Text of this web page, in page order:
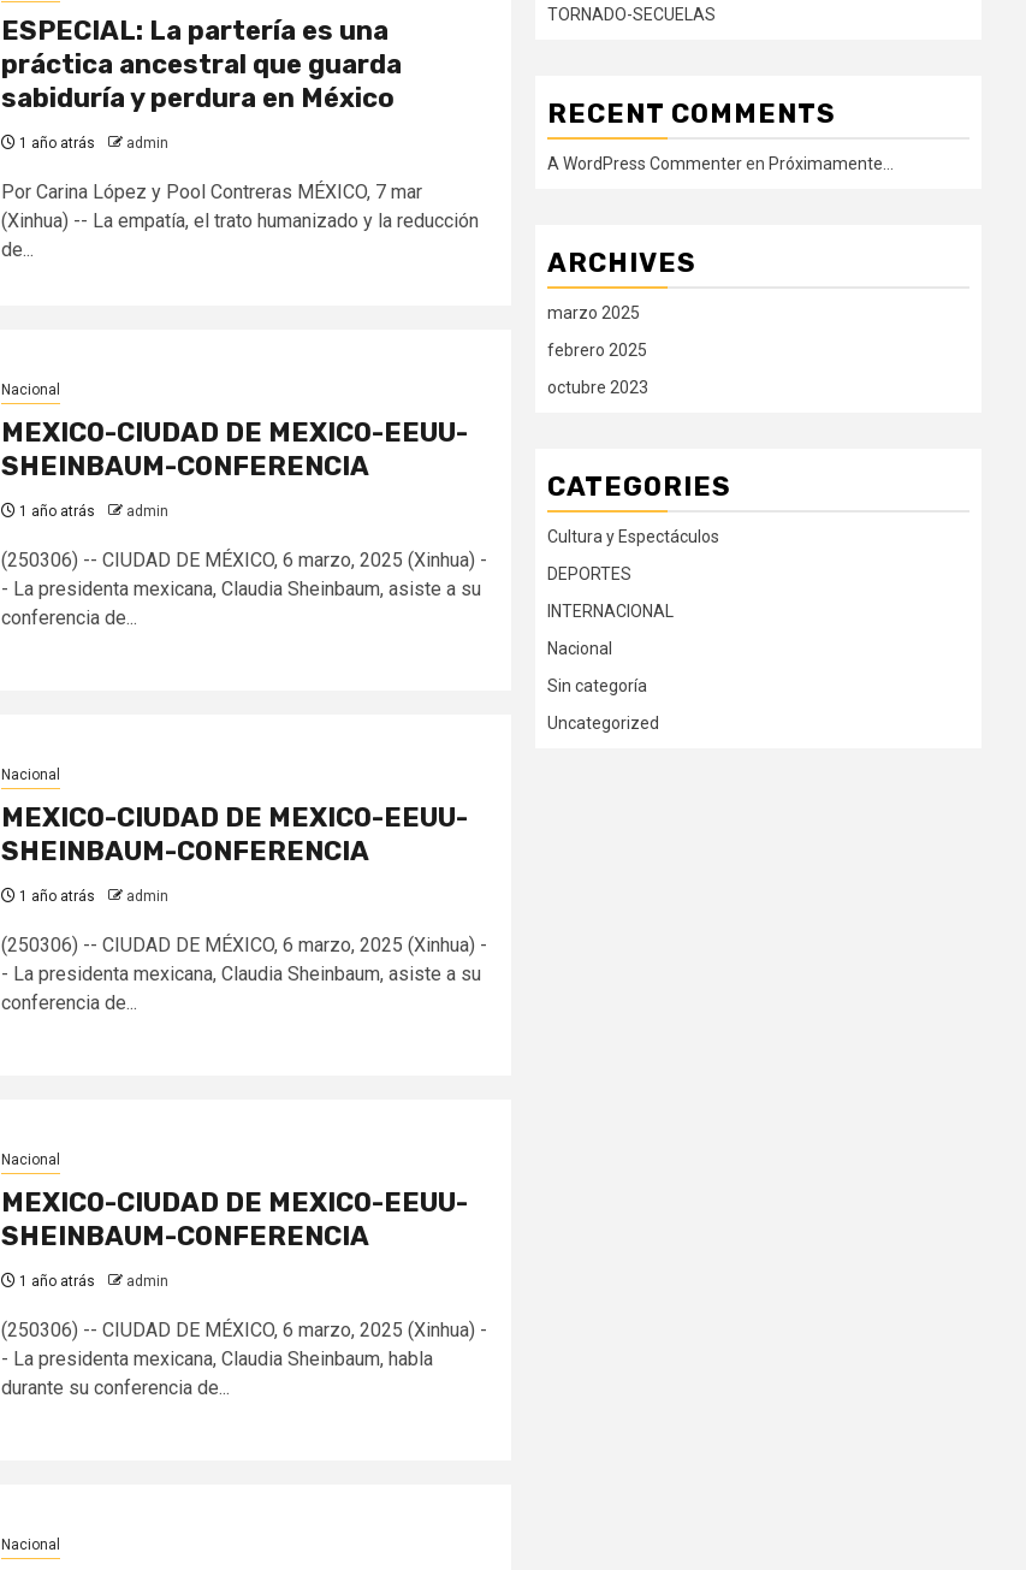
ESPECIAL: La partería es una
práctica ancestral que guarda
sabiduría y perdura en México
1 año atrás admin
Por Carina López y Pool Contreras MÉXICO, 7 mar
(Xinhua) -- La empatía, el trato humanizado y la reducción
de...
Nacional
MEXICO-CIUDAD DE MEXICO-EEUU-
SHEINBAUM-CONFERENCIA
1 año atrás admin
(250306) -- CIUDAD DE MÉXICO, 6 marzo, 2025 (Xinhua) -
- La presidenta mexicana, Claudia Sheinbaum, asiste a su
conferencia de...
Nacional
MEXICO-CIUDAD DE MEXICO-EEUU-
SHEINBAUM-CONFERENCIA
1 año atrás admin
(250306) -- CIUDAD DE MÉXICO, 6 marzo, 2025 (Xinhua) -
- La presidenta mexicana, Claudia Sheinbaum, asiste a su
conferencia de...
Nacional
MEXICO-CIUDAD DE MEXICO-EEUU-
SHEINBAUM-CONFERENCIA
1 año atrás admin
(250306) -- CIUDAD DE MÉXICO, 6 marzo, 2025 (Xinhua) -
- La presidenta mexicana, Claudia Sheinbaum, habla
durante su conferencia de...
Nacional
TORNADO-SECUELAS
RECENT COMMENTS
A WordPress Commenteren Próximamente…
ARCHIVES
marzo 2025
febrero 2025
octubre 2023
CATEGORIES
Cultura y Espectáculos
DEPORTES
INTERNACIONAL
Nacional
Sin categoría
Uncategorized